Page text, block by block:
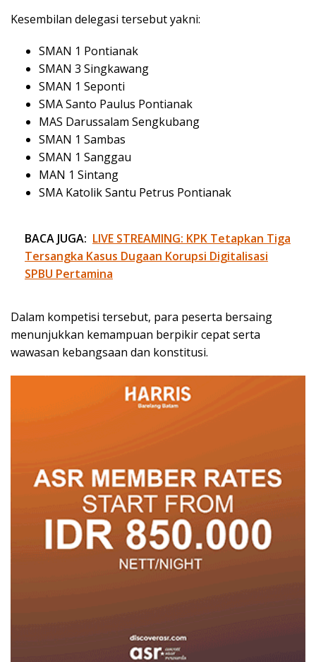
Kesembilan delegasi tersebut yakni:
SMAN 1 Pontianak
SMAN 3 Singkawang
SMAN 1 Seponti
SMA Santo Paulus Pontianak
MAS Darussalam Sengkubang
SMAN 1 Sambas
SMAN 1 Sanggau
MAN 1 Sintang
SMA Katolik Santu Petrus Pontianak
BACA JUGA: LIVE STREAMING: KPK Tetapkan Tiga
Tersangka Kasus Dugaan Korupsi Digitalisasi
SPBU Pertamina
Dalam kompetisi tersebut, para peserta bersaing
menunjukkan kemampuan berpikir cepat serta
wawasan kebangsaan dan konstitusi.